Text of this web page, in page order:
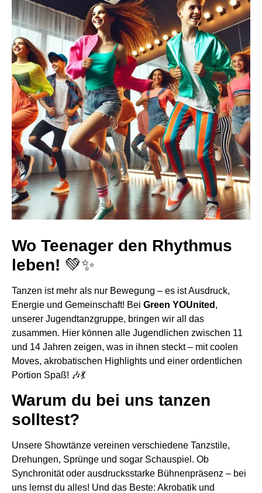
Wo Teenager den Rhythmus
leben! 💚✨
Tanzen ist mehr als nur Bewegung – es ist Ausdruck,
Energie und Gemeinschaft! Bei Green YOUnited ,
unserer Jugendtanzgruppe, bringen wir all das
zusammen. Hier können alle Jugendlichen zwischen 11
und 14 Jahren zeigen, was in ihnen steckt – mit coolen
Moves, akrobatischen Highlights und einer ordentlichen
Portion Spaß! 🎶💃
Warum du bei uns tanzen
solltest?
Unsere Showtänze vereinen verschiedene Tanzstile,
Drehungen, Sprünge und sogar Schauspiel. Ob
Synchronität oder ausdrucksstarke Bühnenpräsenz – bei
uns lernst du alles! Und das Beste: Akrobatik und